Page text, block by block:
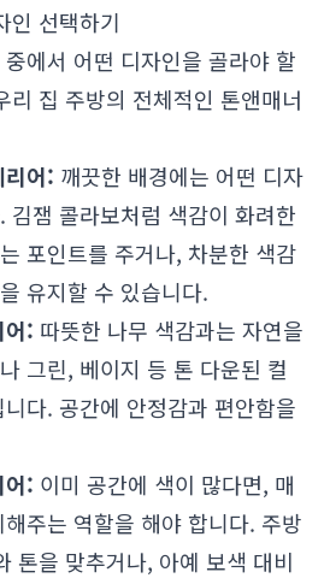
인 선택하기
에서 어떤 디자인을 골라야 할
리 집 주방의 전체적인 톤앤매너
어: 깨끗한 배경에는 어떤 디자
김잼 콜라보처럼 색감이 화려한
포인트를 주거나, 차분한 색감
유지할 수 있습니다.
어: 따뜻한 나무 색감과는 자연을
그린, 베이지 등 톤 다운된 컬
다. 공간에 안정감과 편안함을
어: 이미 공간에 색이 많다면, 매
주는 역할을 해야 합니다. 주방
톤을 맞추거나, 아예 보색 대비